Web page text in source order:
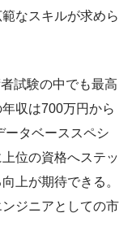
なスキルが求めら
試験の中でも最高
収は700万円から
ータベーススペシ
位の資格へステッ
上が期待できる。
ジニアとしての市